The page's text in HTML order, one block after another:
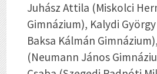
Juhász Attila (Miskolci
Gimnázium), Kalydi
Baksa Kálmán
(Neumann János